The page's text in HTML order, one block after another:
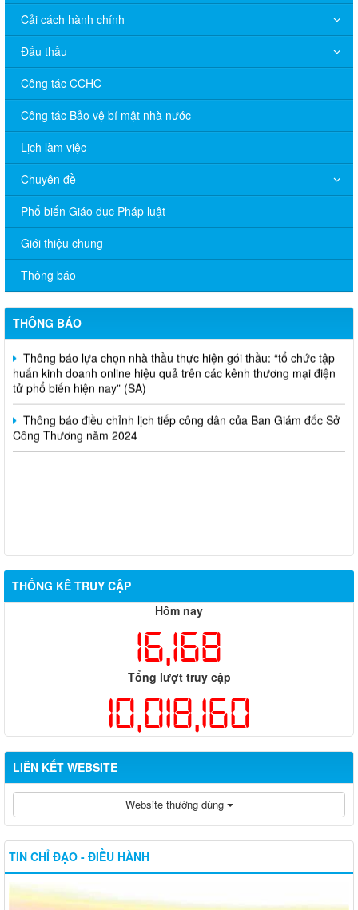
Cải cách hành chính
Đấu thầu
Công tác CCHC
Công tác Bảo vệ bí mật nhà nước
Lịch làm việc
Chuyên đề
Phổ biến Giáo dục Pháp luật
Giới thiệu chung
Thông báo
THÔNG BÁO
V/v đề nghị báo cáo hệ thống phân phối, nhãn hiệu hàng hóa
và hoạt động mua bán khí trên địa bàn tỉnh năm 2025 (nhắc lần
2).
Thông báo bán thanh lý tài sản công theo hình thức chỉ định
Thông báo lựa chọn nhà thầu thực hiện gói thầu: “tổ chức tập
huấn kinh doanh online hiệu quả trên các kênh thương mại điện
tử phổ biến hiện nay” (SA)
Thông báo điều chỉnh lịch tiếp công dân của Ban Giám đốc Sở
Công Thương năm 2024
THỐNG KÊ TRUY CẬP
Hôm nay
16,168
Tổng lượt truy cập
10,018,160
LIÊN KẾT WEBSITE
Website thường dùng
TIN CHỈ ĐẠO - ĐIỀU HÀNH